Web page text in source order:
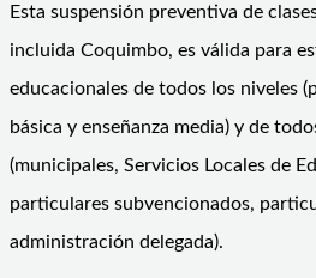
Esta suspensión preventiva de
incluida Coquimbo, es válida para
educacionales de todos los niveles
básica y enseñanza media) y de
(municipales, Servicios Locales de
particulares subvencionados,
administración delegada).